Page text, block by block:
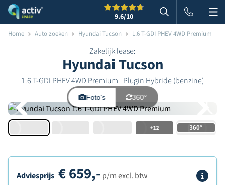
9.6/10 Zoeken in
Home Auto zoeken Hyundai Tucson 1.6 T-GDI PHEV 4WD Premium
Zakelijk lease:
Hyundai Tucson
1.6 T-GDI PHEV 4WD Premium Plugin Hybride (benzine)
Foto's 360°
+12
Adviesprijs €659,- p/m excl. btw